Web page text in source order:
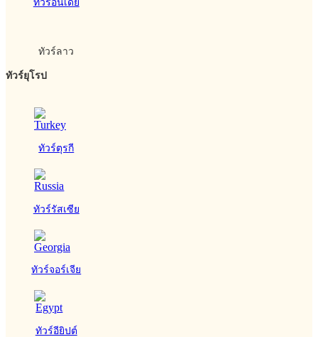
ทัวร์ลาว
ทัวร์ยุโรป
ทัวร์ตุรกี
ทัวร์รัสเซีย
ทัวร์จอร์เจีย
ทัวร์อียิปต์